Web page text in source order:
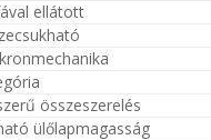
ellátott
összeszerelés
ülőlapmagasság